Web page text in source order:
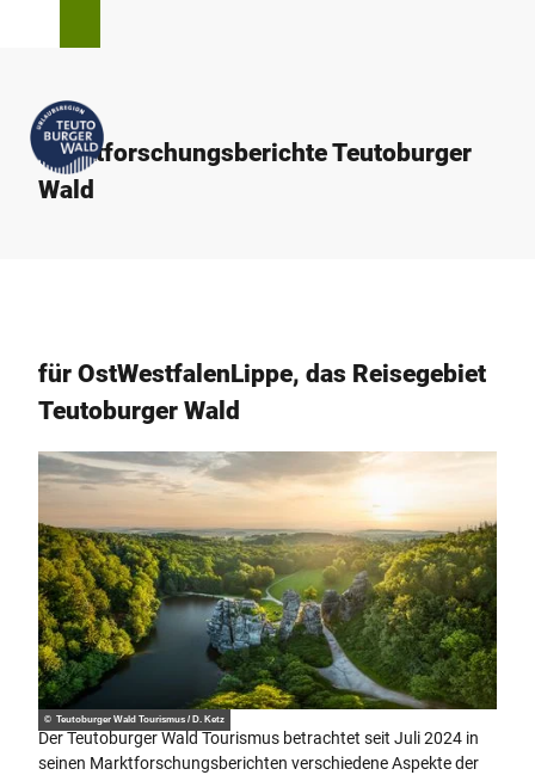
Marktforschungsberichte Teutoburger
Wald
für OstWestfalenLippe, das Reisegebiet
Teutoburger Wald
© Teutoburger Wald Tourismus / D. Ketz
Der Teutoburger Wald Tourismus betrachtet seit Juli 2024 in
seinen Marktforschungsberichten verschiedene Aspekte der